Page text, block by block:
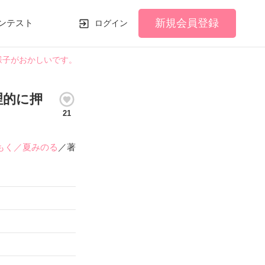
テスト ログイン 新規会員登録
がおかしいです。
に押
21
く／夏みのる ／著